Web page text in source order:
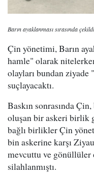
Barın ayaklanması sırasında
Çin yönetimi, Barın
hamle" olarak
olayları bundan
suçlayacaktı.
Baskın sonrasında
oluşan bir askeri birlik
bağlı birlikler Çin
bin askerine karşı
mevcuttu ve gönüllüler
silahlanmıştı.